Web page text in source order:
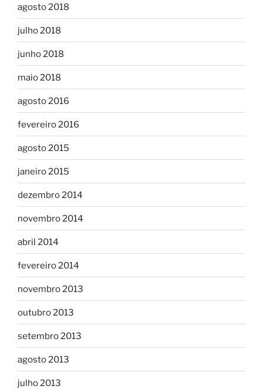
agosto 2018
julho 2018
junho 2018
maio 2018
agosto 2016
fevereiro 2016
agosto 2015
janeiro 2015
dezembro 2014
novembro 2014
abril 2014
fevereiro 2014
novembro 2013
outubro 2013
setembro 2013
agosto 2013
julho 2013